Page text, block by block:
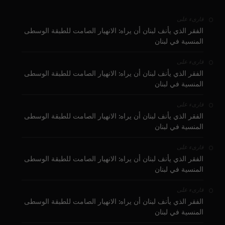
قارىء على
الفقر الذي يأنف لبنان أن يراه: الانهيار الصامت للطبقة الوسطى
المنسية في لبنان
قارىء على
الفقر الذي يأنف لبنان أن يراه: الانهيار الصامت للطبقة الوسطى
المنسية في لبنان
قارىء على
الفقر الذي يأنف لبنان أن يراه: الانهيار الصامت للطبقة الوسطى
المنسية في لبنان
قارىء على
الفقر الذي يأنف لبنان أن يراه: الانهيار الصامت للطبقة الوسطى
المنسية في لبنان
قارىء على
الفقر الذي يأنف لبنان أن يراه: الانهيار الصامت للطبقة الوسطى
المنسية في لبنان